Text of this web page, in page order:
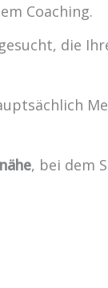
Coaching.
die
, bei dem